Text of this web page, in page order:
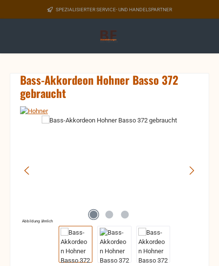
Zum Hauptinhalt springenSPEZIALISIERTER SERVICE- UND HANDELSPARTNER
Bass-Akkordeon Hohner Basso 372
gebraucht
Bildergalerie überspringen
Abbildung ähnlich